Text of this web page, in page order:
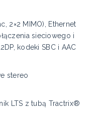
2×2 MIMO), Ethernet
sieciowego i
kodeki SBC i AAC
stereo
LTS z tubą Tractrix®